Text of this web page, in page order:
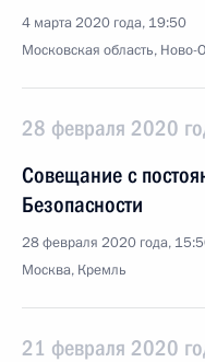
4 марта 2020 года, 19:50
Московская область, Ново-
28 февраля 2020
Совещание с
Безопасности
28 февраля 2020 года,
Москва, Кремль
21 февраля 2020